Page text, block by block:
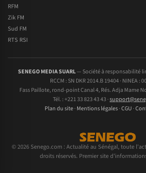
RFM
Zik FM
Sud FM
RTS RSI
SENEGO MEDIA SUARL— Société à responsabilité
RCCM : SN DKR 2014.B 19404 · NINEA :
Fass Paillote, rond-point Canal 4, Rés. Adja Mame
Tél. : +221 33 823 43 43 ·
Plan du site· Mentions légales·CGU ·
© 2026 Senego.com : Actualité au Sénégal, toute
droits réservés. Premier site